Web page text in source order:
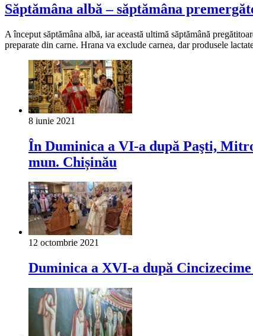
Săptămâna albă – săptămâna
A început săptămâna albă, iar această ultimă săptămână
preparate din carne. Hrana va exclude carnea, dar produsele
8 iunie 2021
În Duminica a VI-a după Paşti,
mun. Chișinău
12 octombrie 2021
Duminica a XVI-a după